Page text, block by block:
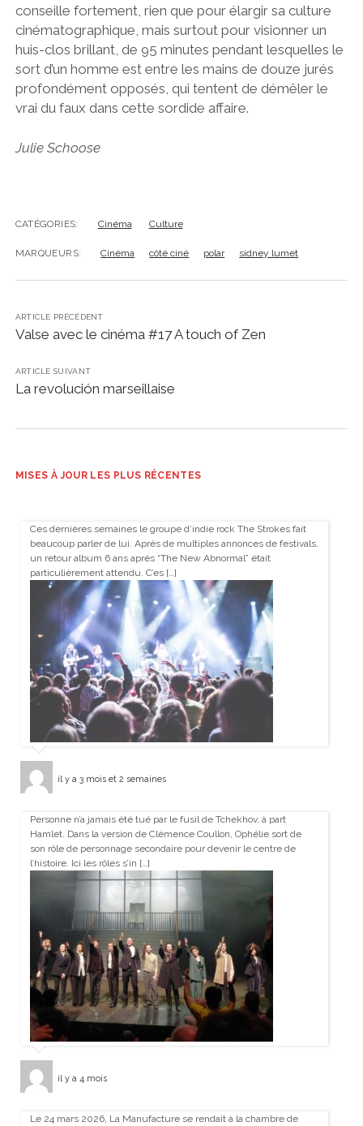
conseille fortement, rien que pour élargir sa culture
cinématographique, mais surtout pour visionner un
huis-clos brillant, de 95 minutes pendant lesquelles le
sort d’un homme est entre les mains de douze jurés
profondément opposés, qui tentent de démêler le
vrai du faux dans cette sordide affaire.
Julie Schoose
CATÉGORIES: Cinéma Culture
MARQUEURS: Cinéma côté ciné polar sidney lumet
ARTICLE PRÉCÉDENT
Valse avec le cinéma #17 A touch of Zen
ARTICLE SUIVANT
La revolución marseillaise
MISES À JOUR LES PLUS RÉCENTES
Ces dernières semaines le groupe d’indie rock The Strokes fait
beaucoup parler de lui. Après de multiples annonces de festivals,
un retour album 6 ans après “The New Abnormal” était
particulièrement attendu. C’es […]
il y a 3 mois et 2 semaines
Personne n’a jamais été tué par le fusil de Tchekhov, à part
Hamlet. Dans la version de Clémence Coullon, Ophélie sort de
son rôle de personnage secondaire pour devenir le centre de
l’histoire. Ici les rôles s’in […]
il y a 4 mois
Le 24 mars 2026, La Manufacture se rendait à la chambre de